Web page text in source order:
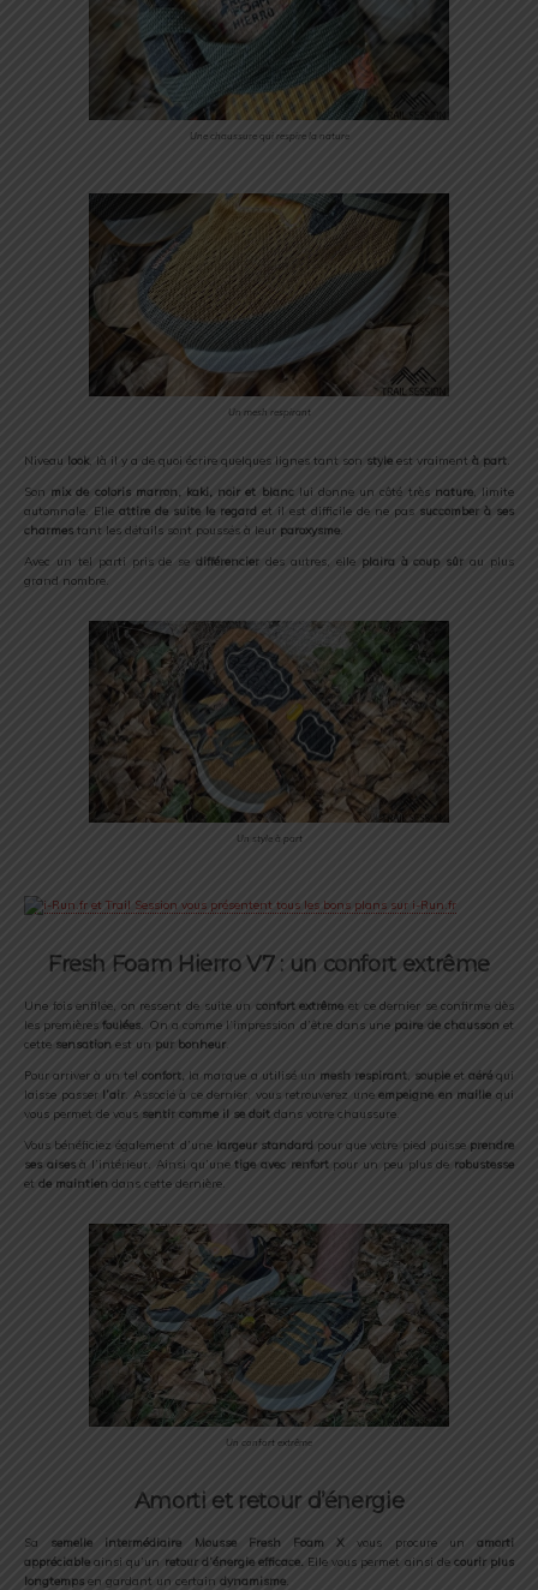
Une chaussure qui respire la nature
Un mesh respirant
Niveau look, là il y a de quoi écrire quelques lignes tant son style est vraiment à part.
Son mix de coloris marron, kaki, noir et blanclui donne un côté très nature, limite
automnale. Elle attire de suite le regard et il est difficile de ne pas succomber à ses
charmes tant les détails sont poussés à leur paroxysme.
Avec un tel parti pris de se différencier des autres, elle plaira à coup sûr au plus
grand nombre.
Un style à part
Fresh Foam Hierro V7 : un confort extrême
Une fois enfilée, on ressent de suite un confort extrêmeet ce dernier se confirme dès
les premièresfoulées. On a comme l’impression d’être dans une paire de chausson et
cette sensation est un pur bonheur
Pour arriver à un telconfort, la marque a utilisé un mesh respirant, soupleet aéréqui
laisse passer
l’air. Associé à ce dernier, vous retrouverez uneempeigne en maille qui
vous permet de vous sentir comme il se doit dans votre chaussure.
Vous bénéficiez également d’une largeur standard pour que votre pied puisse prendre
ses aisesà l’intérieur. Ainsi qu’unetige avec renfortpour un peu plus de robustesse
et de maintien dans cette dernière.
Un confort extrême
Amorti et retour d’énergie
Sa semelle intermédiaire Mousse Fresh Foam X vous procure unamorti
appréciable ainsi qu’un retour d’énergie efficace.Elle vous permet ainsi de courir plus
longtemps en gardant un certain dynamisme.